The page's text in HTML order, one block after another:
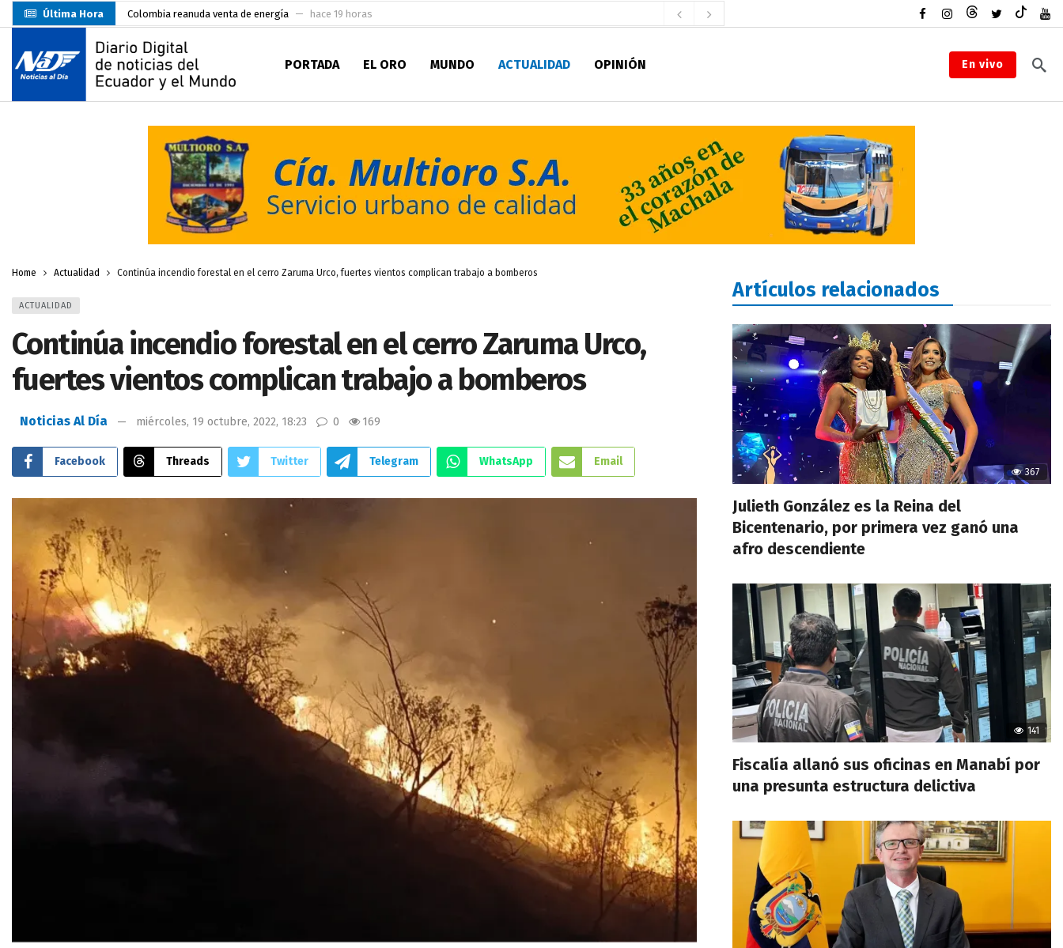
Última Hora Colombia reanuda venta de energía hace 19 horas
Carlos Rodríguez inscribe su candidatura a la alcaldía de Machala
Carlos Carrión Figueroa, Premio Nacional de Literatura Eugenio Espejo hace 1 día
Incendio en local de comidas fue extinguido por personal de Bomberos Machala
Representantes del MMO visitaron la Primera Jefatura de Bomberos
UTMACH inicia pruebas de admisión para 7.467 aspirantes hace 2 días
Santa Rosa inició sus fiestas patronales con un multitudinario pregón lleno de color y tradición hace 2 días
Prefecto Clemente Bravo Inauguró Centro de Acopio Casa del Pescador Artesanal Orense hace 4 horas
PORTADA EL ORO MUNDO ACTUALIDAD OPINIÓN En vivo
Home Actualidad Continúa incendio forestal en el cerro Zaruma Urco, fuertes vientos complican trabajo a bomberos
ACTUALIDAD
Continúa incendio forestal en el cerro Zaruma Urco,
fuertes vientos complican trabajo a bomberos
Noticias Al Día miércoles, 19 octubre, 2022, 18:23 0 169
Facebook Threads Twitter Telegram WhatsApp Email
Artículos relacionados
367
Julieth González es la Reina del
Bicentenario, por primera vez ganó una
afro descendiente
141
Fiscalía allanó sus oficinas en Manabí por
una presunta estructura delictiva